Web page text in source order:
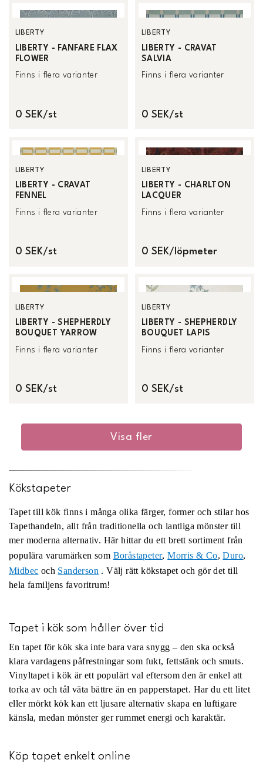
LIBERTY
LIBERTY - FANFARE FLAX
FLOWER
Finns i flera varianter
0 SEK/st
LIBERTY
LIBERTY - CRAVAT
SALVIA
Finns i flera varianter
0 SEK/st
LIBERTY
LIBERTY - CRAVAT
FENNEL
Finns i flera varianter
0 SEK/st
LIBERTY
LIBERTY - CHARLTON
LACQUER
Finns i flera varianter
0 SEK/löpmeter
LIBERTY
LIBERTY - SHEPHERDLY
BOUQUET YARROW
Finns i flera varianter
0 SEK/st
LIBERTY
LIBERTY - SHEPHERDLY
BOUQUET LAPIS
Finns i flera varianter
0 SEK/st
Visa fler
Kökstapeter
Tapet till kök finns i många olika färger, former och stilar hos
Tapethandeln, allt från traditionella och lantliga mönster till
mer moderna alternativ. Här hittar du ett brett sortiment från
populära varumärken som Boråstapeter,Morris & Co,Duro,
Midbec och Sanderson . Välj rätt kökstapet och gör det till
hela familjens favoritrum!
Tapet i kök som håller över tid
En tapet för kök ska inte bara vara snygg – den ska också
klara vardagens påfrestningar som fukt, fettstänk och smuts.
Vinyltapet i kök är ett populärt val eftersom den är enkel att
torka av och tål väta bättre än en papperstapet. Har du ett litet
eller mörkt kök kan ett ljusare alternativ skapa en luftigare
känsla, medan mönster ger rummet energi och karaktär.
Köp tapet enkelt online